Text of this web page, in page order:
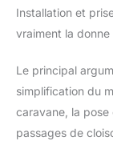
Installation et
vraiment la donne
Le principal
simplification du
caravane, la pose
passages de